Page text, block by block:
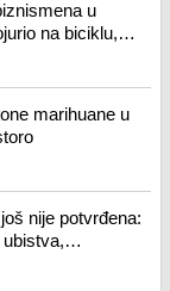
u
na biciklu,
marihuane u
nije potvrđena: